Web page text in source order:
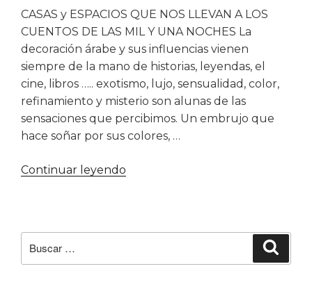
CASAS y ESPACIOS QUE NOS LLEVAN A LOS
CUENTOS DE LAS MIL Y UNA NOCHES La
decoración árabe y sus influencias vienen
siempre de la mano de historias, leyendas, el
cine, libros ….. exotismo, lujo, sensualidad, color,
refinamiento y misterio son alunas de las
sensaciones que percibimos. Un embrujo que
hace soñar por sus colores, …
Continuar leyendo
por: